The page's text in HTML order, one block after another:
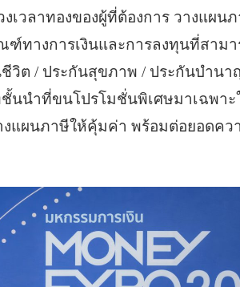
งเวลาทองของผู้ที่ต้องการ วางแผ
ฑ์ทางการเงินและการลงทุนที่สาม
วิต / ประกันสุขภาพ / ประกันบำนา
ชั้นนำที่ขนโปรโมชั่นพิเศษมาเฉพา
แผนภาษีให้คุ้มค่า พร้อมต่อยอดคว